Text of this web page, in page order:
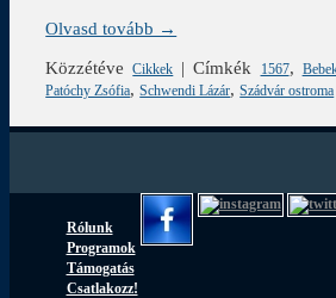
Olvasd tovább →
Közzétéve
Cikkek |Címkék 1567,
Patóchy Zsófia,Schwendi Lázár,Szádvár ostroma
Rólunk
Programok
Támogatás
Csatlakozz!